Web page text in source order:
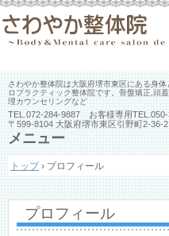
さわやか整体院は大阪府堺市東区にある身
ロプラクティック整体院です。骨盤矯正,頭
理カウンセリングなど
TEL. 072-284-9887 お客様専用TEL.050-
〒599-8104 大阪府堺市東区引野町2-36-2
メニュー
ン
へ
トップ › プロフィール
プロフィール